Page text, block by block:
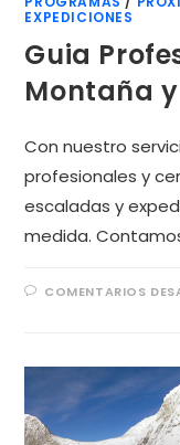
EXPEDICIONES
Guia
Montaña
Con nuestro
profesionales y
escaladas y
medida.
COMENTARIOS